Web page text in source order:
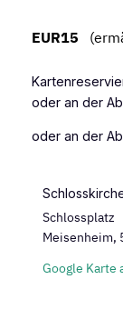
EUR15
oder an der
oder an der
Schlossplatz
Meisenheim,
Google Karte